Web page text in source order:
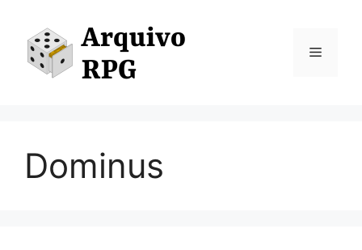
conteúdo
Menu
Dominus